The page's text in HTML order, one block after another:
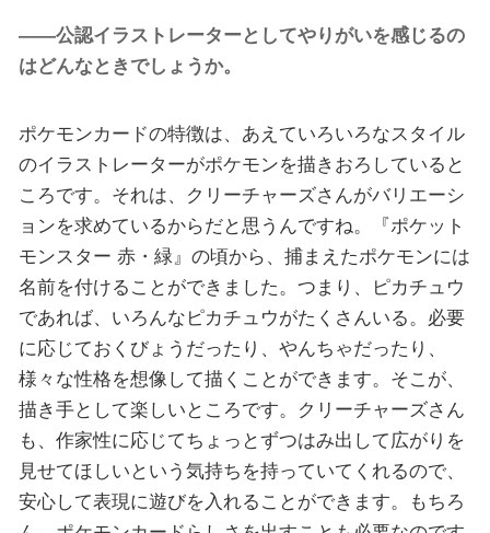
——公認イラストレーターとしてやりがいを感じるの
はどんなときでしょうか。
ポケモンカードの特徴は、あえていろいろなスタイル
のイラストレーターがポケモンを描きおろしていると
ころです。それは、クリーチャーズさんがバリエーシ
ョンを求めているからだと思うんですね。『ポケット
モンスター 赤・緑』の頃から、捕まえたポケモンには
名前を付けることができました。つまり、ピカチュウ
であれば、いろんなピカチュウがたくさんいる。必要
に応じておくびょうだったり、やんちゃだったり、
様々な性格を想像して描くことができます。そこが、
描き手として楽しいところです。クリーチャーズさん
も、作家性に応じてちょっとずつはみ出して広がりを
見せてほしいという気持ちを持っていてくれるので、
安心して表現に遊びを入れることができます。もちろ